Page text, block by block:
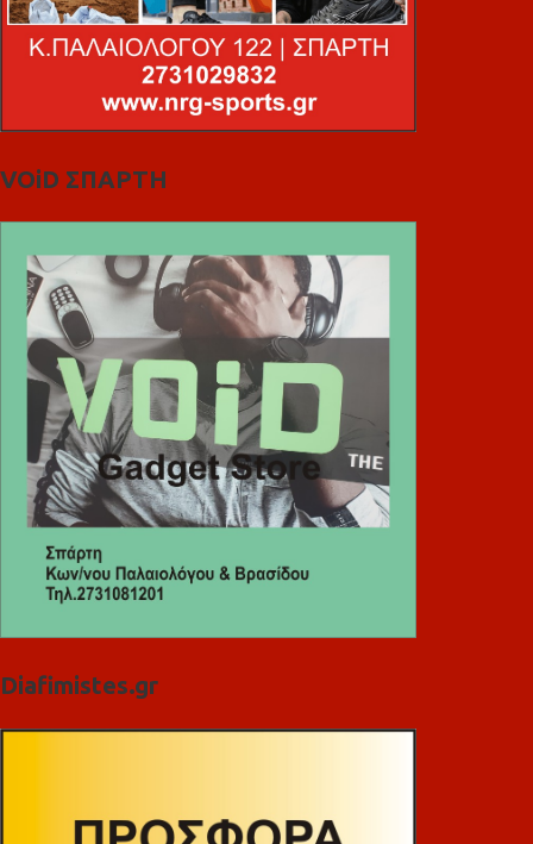
VOiD ΣΠΑΡΤΗ
Diafimistes.gr